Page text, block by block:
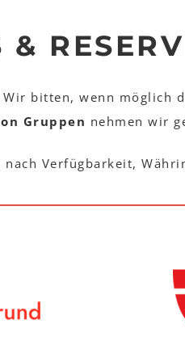
&
Wir bitten, wenn möglich
Gruppen nehmen wir
nach Verfügbarkeit,